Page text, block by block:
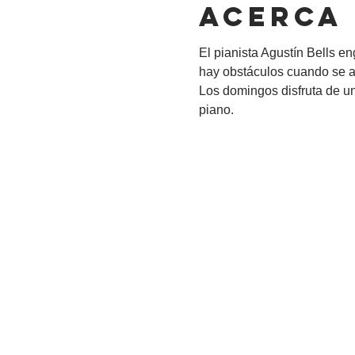
El pianista Agustín Bells
hay obstáculos cuando se
Los domingos disfruta de
piano.